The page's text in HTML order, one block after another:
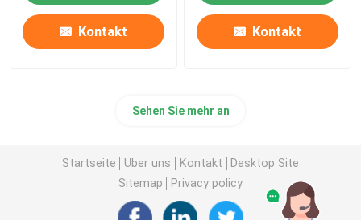
Kontakt Kontakt
Sehen Sie mehr an
Startseite Über uns Kontakt
Desktop Site
Sitemap
Privacy policy